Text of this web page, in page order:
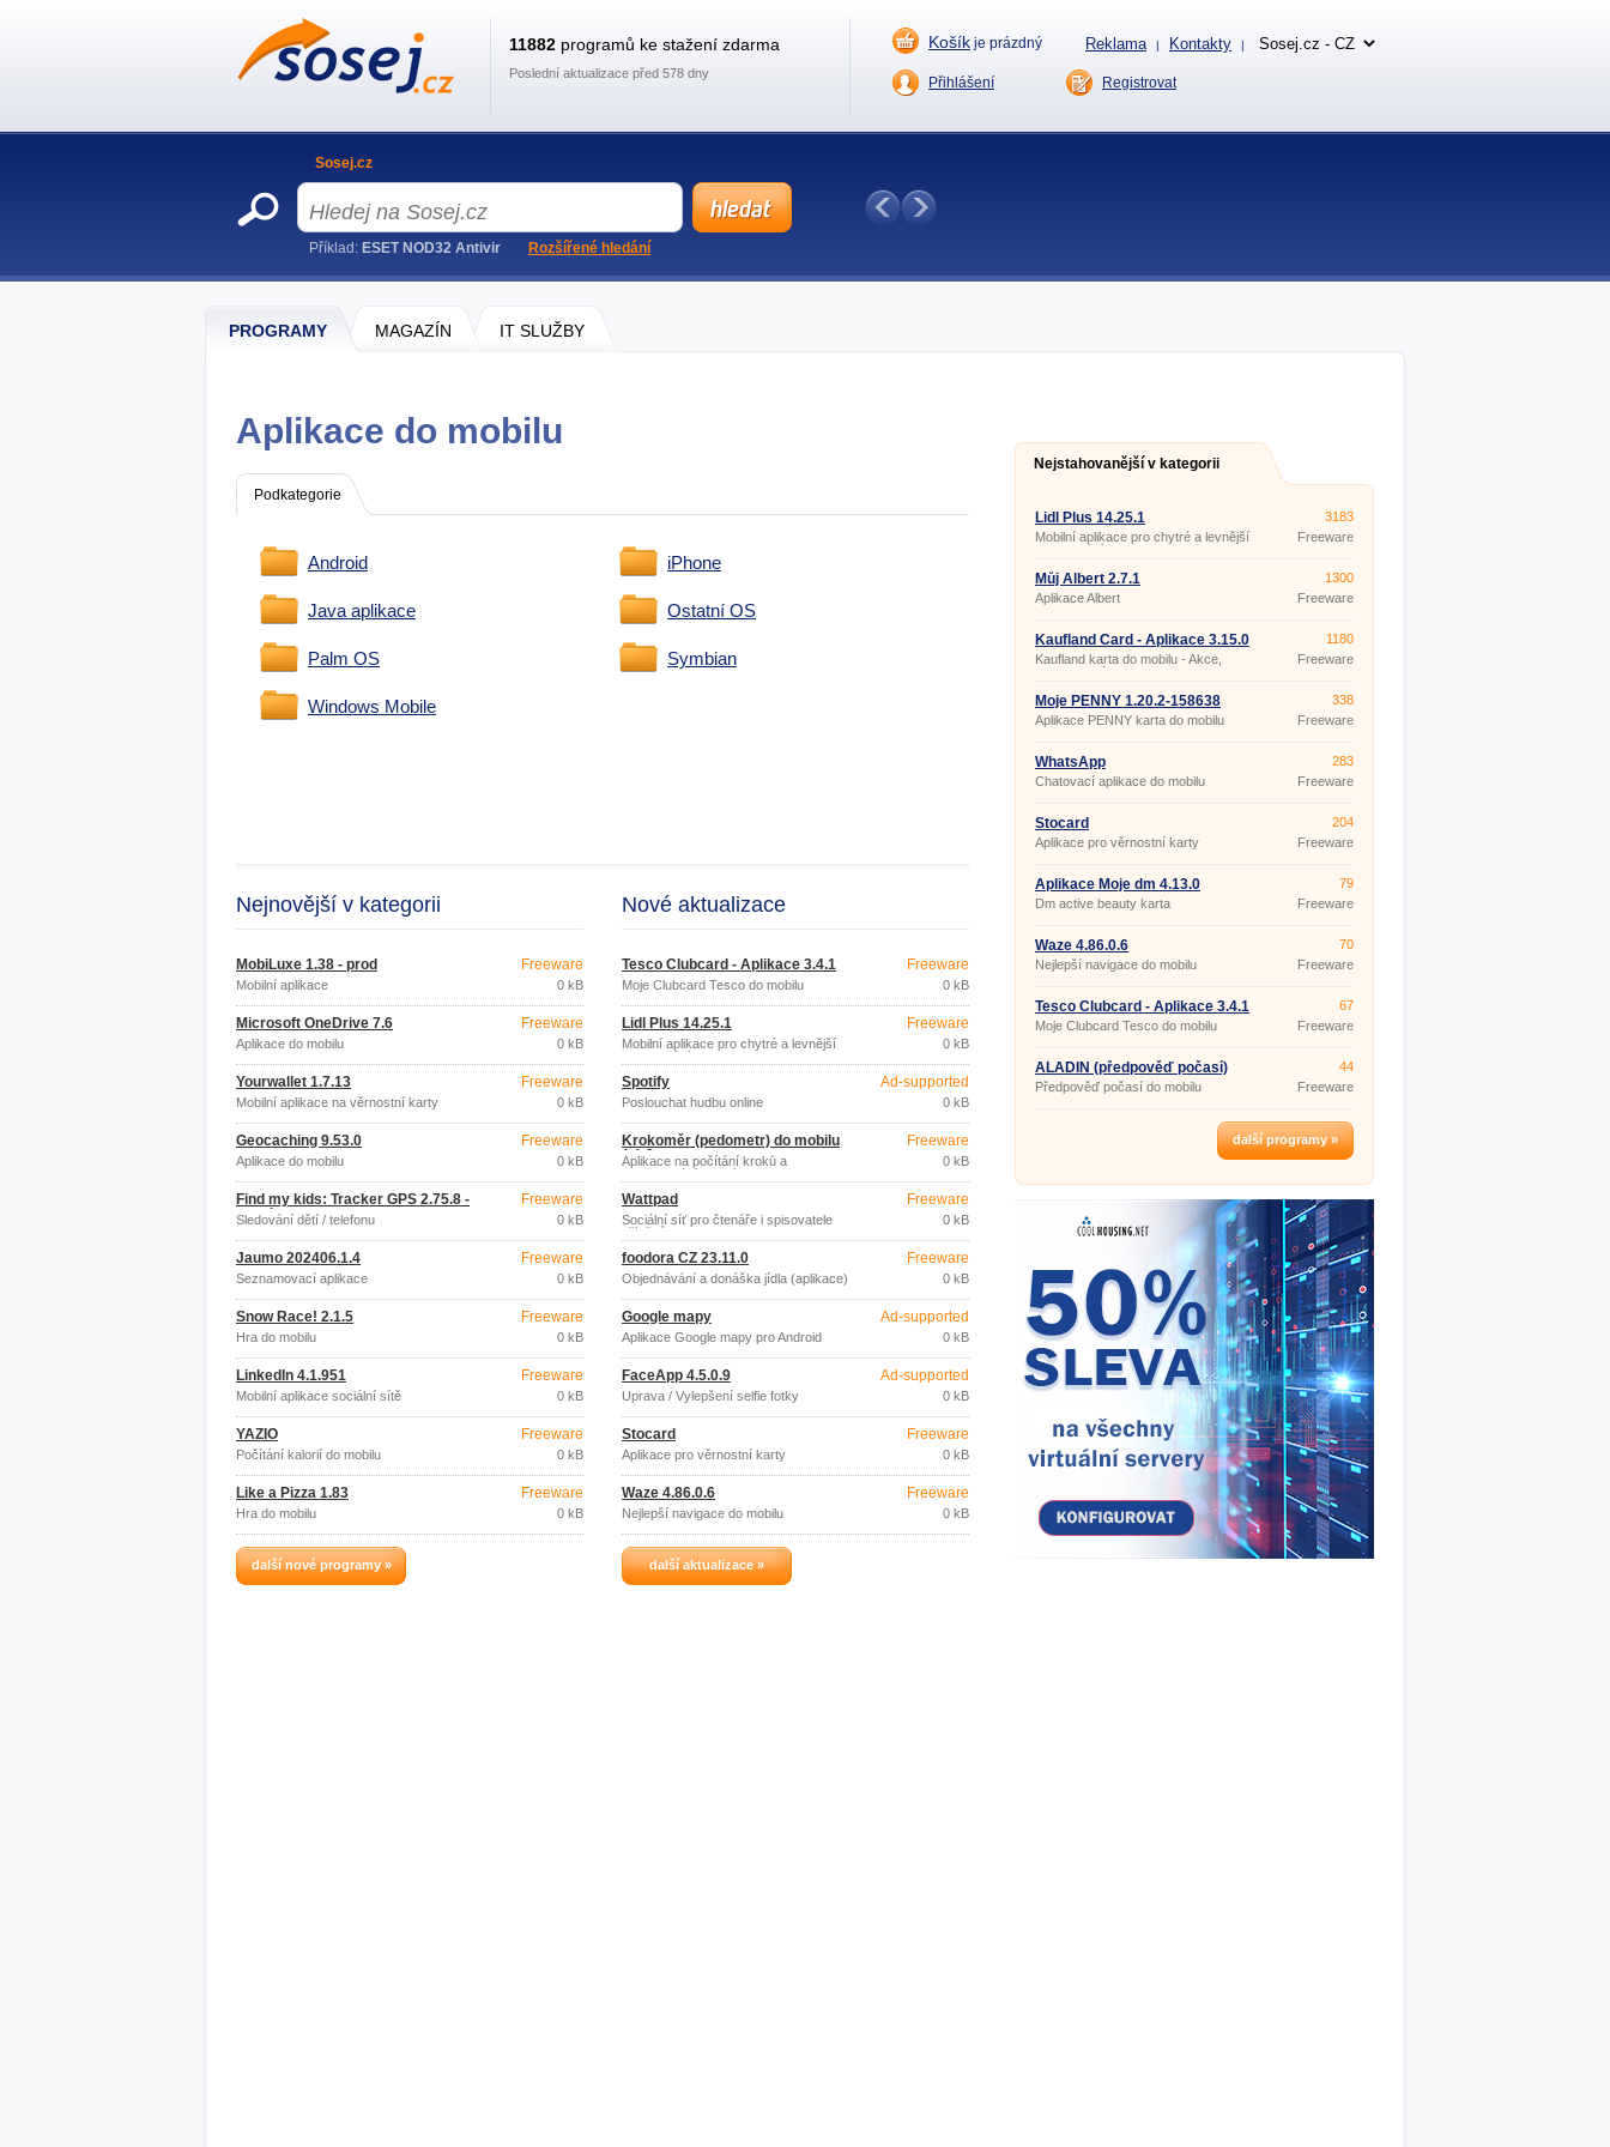
PROGRAMY MAGAZÍN IT SLUŽBY
Aplikace do mobilu
Podkategorie
Android iPhone
Java aplikace Ostatní OS
Palm OS Symbian
Windows Mobile
Nejnovější v kategorii
MobiLuxe 1.38 - prod
Mobilní aplikace
Freeware
0 kB
Microsoft OneDrive 7.6
Aplikace do mobilu
Freeware
0 kB
Yourwallet 1.7.13
Mobilní aplikace na věrnostní karty
Freeware
0 kB
Geocaching 9.53.0
Aplikace do mobilu
Freeware
0 kB
Find my kids: Tracker GPS 2.75.8 -
google
Sledování dětí / telefonu
Freeware
0 kB
Jaumo 202406.1.4
Seznamovací aplikace
Freeware
0 kB
Snow Race! 2.1.5
Hra do mobilu
Freeware
0 kB
LinkedIn 4.1.951
Mobilní aplikace sociální sítě
Freeware
0 kB
YAZIO
Počítání kalorií do mobilu
Freeware
0 kB
Like a Pizza 1.83
Hra do mobilu
Freeware
0 kB
další nové programy »
Nové aktualizace
Tesco Clubcard - Aplikace 3.4.1
Moje Clubcard Tesco do mobilu
Freeware
0 kB
Lidl Plus 14.25.1
Mobilní aplikace pro chytré a levnější
nakupování
Freeware
0 kB
Spotify
Poslouchat hudbu online
Ad-supported
0 kB
Krokoměr (pedometr) do mobilu
1.1.2
Aplikace na počítání kroků a
monitorování kalorií
Freeware
0 kB
Wattpad
Sociální síť pro čtenáře i spisovatele
příběhů
Freeware
0 kB
foodora CZ 23.11.0
Objednávání a donáška jídla (aplikace)
Freeware
0 kB
Google mapy
Aplikace Google mapy pro Android
Ad-supported
0 kB
FaceApp 4.5.0.9
Úprava / Vylepšení selfie fotky
Ad-supported
0 kB
Stocard
Aplikace pro věrnostní karty
Freeware
0 kB
Waze 4.86.0.6
Nejlepší navigace do mobilu
Freeware
0 kB
další aktualizace »
Nejstahovanější v kategorii
Lidl Plus 14.25.1
Mobilní aplikace pro chytré a levnější
nakupování
3183
Freeware
Můj Albert 2.7.1
Aplikace Albert
1300
Freeware
Kaufland Card - Aplikace 3.15.0
Kaufland karta do mobilu - Akce,
Slevy a Letáky.
1180
Freeware
Moje PENNY 1.20.2-158638
Aplikace PENNY karta do mobilu
338
Freeware
WhatsApp
Chatovací aplikace do mobilu
283
Freeware
Stocard
Aplikace pro věrnostní karty
204
Freeware
Aplikace Moje dm 4.13.0
Dm active beauty karta
79
Freeware
Waze 4.86.0.6
Nejlepší navigace do mobilu
70
Freeware
Tesco Clubcard - Aplikace 3.4.1
Moje Clubcard Tesco do mobilu
67
Freeware
ALADIN (předpověď počasí)
3.6
Předpověď počasí do mobilu
44
Freeware
další programy »
11882 programů ke stažení zdarma
Poslední aktualizace před 578 dny
Košík je prázdný Reklama | Kontakty |
Přihlášení Registrovat
Sosej.cz
Příklad: ESET NOD32 Antivir Rozšířené hledání